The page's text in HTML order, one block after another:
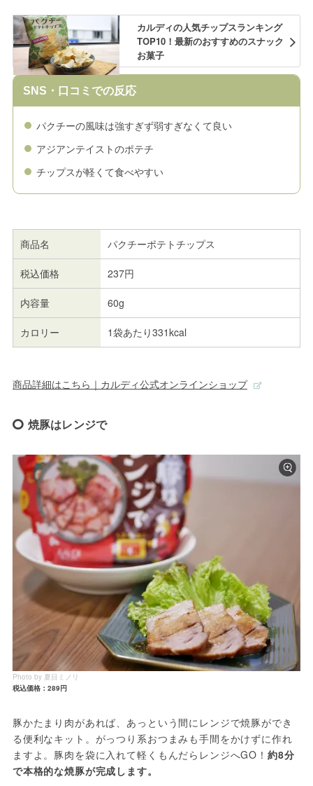
カルディの人気チップスランキング
TOP10！最新のおすすめのスナック
お菓子
SNS・口コミでの反応
パクチーの風味は強すぎず弱すぎなくて良い
アジアンテイストのポテチ
チップスが軽くて食べやすい
商品名 パクチーポテトチップス
税込価格 237円
内容量 60g
カロリー 1袋あたり331kcal
商品詳細はこちら｜カルディ公式オンラインショップ
焼豚はレンジで
Photo by 夏目ミノリ
税込価格：289円
豚かたまり肉があれば、あっという間にレンジで焼豚ができ
る便利なキット。がっつり系おつまみも手間をかけずに作れ
ますよ。豚肉を袋に入れて軽くもんだらレンジへGO！ 約8分
で本格的な焼豚が完成します。